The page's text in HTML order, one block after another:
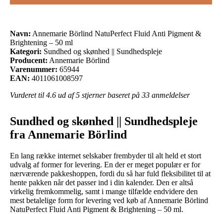
Navn: Annemarie Börlind NatuPerfect Fluid Anti Pigment &
Brightening – 50 ml
Kategori: Sundhed og skønhed || Sundhedspleje
Producent: Annemarie Börlind
Varenummer: 65944
EAN: 4011061008597
Vurderet til 4.6 ud af 5 stjerner baseret på 33 anmeldelser
Sundhed og skønhed || Sundhedspleje
fra Annemarie Börlind
En lang række internet selskaber frembyder til alt held et stort
udvalg af former for levering. En der er meget populær er for
nærværende pakkeshoppen, fordi du så har fuld fleksibilitet til at
hente pakken når det passer ind i din kalender. Den er altså
virkelig fremkommelig, samt i mange tilfælde endvidere den
mest betalelige form for levering ved køb af Annemarie Börlind
NatuPerfect Fluid Anti Pigment & Brightening – 50 ml.